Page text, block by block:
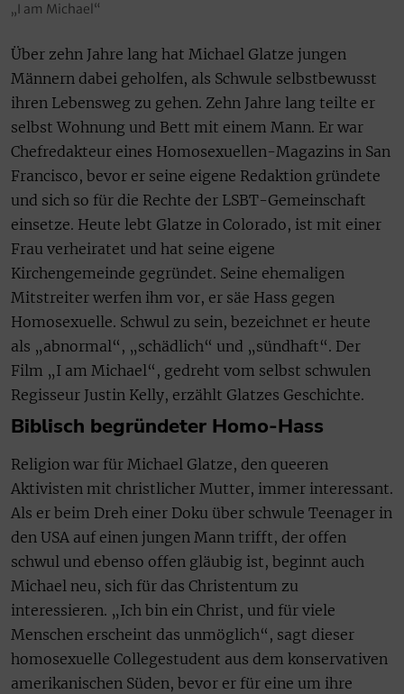
„I am Michael“
Über zehn Jahre lang hat Michael Glatze jungen
Männern dabei geholfen, als Schwule selbstbewusst
ihren Lebensweg zu gehen. Zehn Jahre lang teilte er
selbst Wohnung und Bett mit einem Mann. Er war
Chefredakteur eines Homosexuellen-Magazins in San
Francisco, bevor er seine eigene Redaktion gründete
und sich so für die Rechte der LSBT-Gemeinschaft
einsetze. Heute lebt Glatze in Colorado, ist mit einer
Frau verheiratet und hat seine eigene
Kirchengemeinde gegründet. Seine ehemaligen
Mitstreiter werfen ihm vor, er säe Hass gegen
Homosexuelle. Schwul zu sein, bezeichnet er heute
als „abnormal“, „schädlich“ und „sündhaft“. Der
Film „I am Michael“, gedreht vom selbst schwulen
Regisseur Justin Kelly, erzählt Glatzes Geschichte.
Biblisch begründeter Homo-Hass
Religion war für Michael Glatze, den queeren
Aktivisten mit christlicher Mutter, immer interessant.
Als er beim Dreh einer Doku über schwule Teenager in
den USA auf einen jungen Mann trifft, der offen
schwul und ebenso offen gläubig ist, beginnt auch
Michael neu, sich für das Christentum zu
interessieren. „Ich bin ein Christ, und für viele
Menschen erscheint das unmöglich“, sagt dieser
homosexuelle Collegestudent aus dem konservativen
amerikanischen Süden, bevor er für eine um ihre